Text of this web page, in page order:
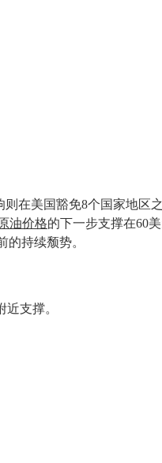
在美国豁免8个国家地区
油价格的下一步支撑在60
的持续颓势。
支撑。